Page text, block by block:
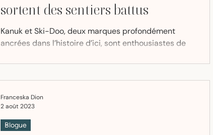
sortent des sentiers battus
Kanuk et Ski-Doo, deux marques profondément
ancrées dans l’histoire d’ici, sont enthousiastes de
Blogue
Franceska Dion
2 août 2023